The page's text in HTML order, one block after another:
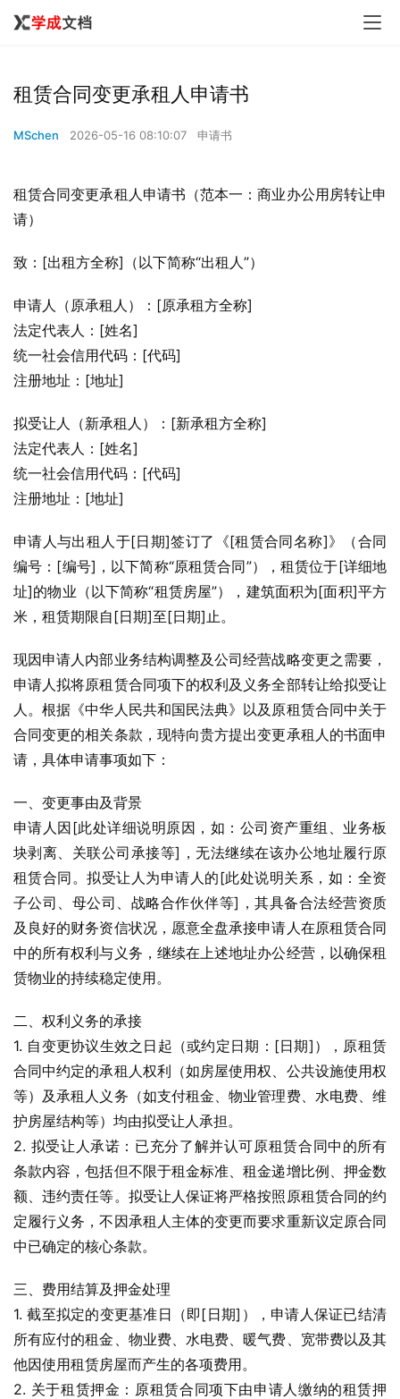
租赁合同变更承租人申请书
MSchen 2026-05-16 08:10:07 申请书
租赁合同变更承租人申请书（范本一：商业办公用房转让申
请）
致：[出租方全称]（以下简称“出租人”）
申请人（原承租人）：[原承租方全称]
法定代表人：[姓名]
统一社会信用代码：[代码]
注册地址：[地址]
拟受让人（新承租人）：[新承租方全称]
法定代表人：[姓名]
统一社会信用代码：[代码]
注册地址：[地址]
申请人与出租人于[日期]签订了《[租赁合同名称]》（合同
编号：[编号]，以下简称“原租赁合同”），租赁位于[详细地
址]的物业（以下简称“租赁房屋”），建筑面积为[面积]平方
米，租赁期限自[日期]至[日期]止。
现因申请人内部业务结构调整及公司经营战略变更之需要，
申请人拟将原租赁合同项下的权利及义务全部转让给拟受让
人。根据《中华人民共和国民法典》以及原租赁合同中关于
合同变更的相关条款，现特向贵方提出变更承租人的书面申
请，具体申请事项如下：
一、变更事由及背景
申请人因[此处详细说明原因，如：公司资产重组、业务板
块剥离、关联公司承接等]，无法继续在该办公地址履行原
租赁合同。拟受让人为申请人的[此处说明关系，如：全资
子公司、母公司、战略合作伙伴等]，其具备合法经营资质
及良好的财务资信状况，愿意全盘承接申请人在原租赁合同
中的所有权利与义务，继续在上述地址办公经营，以确保租
赁物业的持续稳定使用。
二、权利义务的承接
1. 自变更协议生效之日起（或约定日期：[日期]），原租赁
合同中约定的承租人权利（如房屋使用权、公共设施使用权
等）及承租人义务（如支付租金、物业管理费、水电费、维
护房屋结构等）均由拟受让人承担。
2. 拟受让人承诺：已充分了解并认可原租赁合同中的所有
条款内容，包括但不限于租金标准、租金递增比例、押金数
额、违约责任等。拟受让人保证将严格按照原租赁合同的约
定履行义务，不因承租人主体的变更而要求重新议定原合同
中已确定的核心条款。
三、费用结算及押金处理
1. 截至拟定的变更基准日（即[日期]），申请人保证已结清
所有应付的租金、物业费、水电费、暖气费、宽带费以及其
他因使用租赁房屋而产生的各项费用。
2. 关于租赁押金：原租赁合同项下由申请人缴纳的租赁押